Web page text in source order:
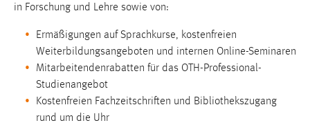
in Forschung und Lehre sowie von:
Ermäßigungen auf Sprachkurse, kostenfreien
Weiterbildungsangeboten und internen Online-Seminaren
Mitarbeitendenrabatten für das OTH-Professional-
Studienangebot
Kostenfreien Fachzeitschriften und Bibliothekszugang
rund um die Uhr
Cookie Laufzeit:
EXTERNE MEDIEN
Um Inhalte von Videoplattformen und Social Media
Plattformen anzeigen zu können, werden von diesen